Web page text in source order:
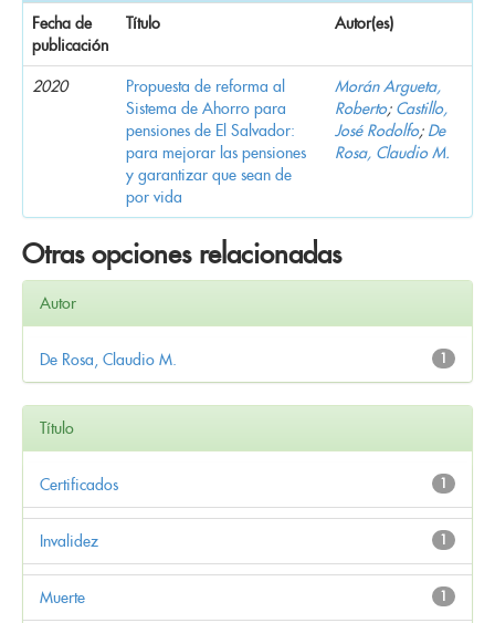
Fecha de
publicación
Título Autor(es)
2020
Propuesta de reforma al
Sistema de Ahorro para
pensiones de El Salvador:
para mejorar las pensiones
y garantizar que sean de
por vida
Morán Argueta,
Roberto; Castillo,
José Rodolfo; De
Rosa, Claudio M.
Otras opciones relacionadas
Autor
1
De Rosa, Claudio M.
Título
1
Certificados
1
Invalidez
1
Muerte